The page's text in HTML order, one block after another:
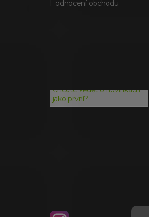
Hodnocení obchodu
Chcete vědět o novinkách
jako první?